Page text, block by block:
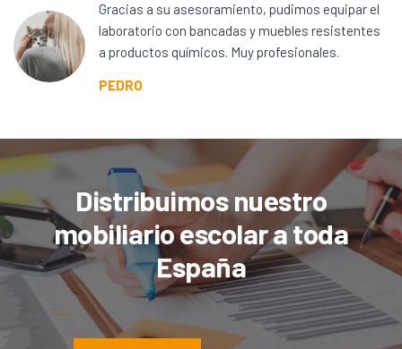
Gracias a su asesoramiento, pudimos equipar el
laboratorio con bancadas y muebles resistentes
a productos químicos. Muy profesionales.
PEDRO
Distribuimos nuestro
mobiliario escolar a toda
España